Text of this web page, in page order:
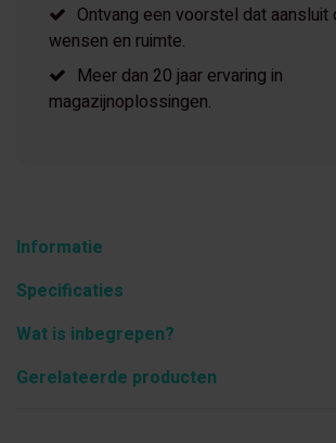
Ontvang een voorstel dat aansluit
wensen en ruimte.
Meer dan 20 jaar ervaring in
magazijnoplossingen.
Informatie
Specificaties
Wat is inbegrepen?
Gerelateerde producten